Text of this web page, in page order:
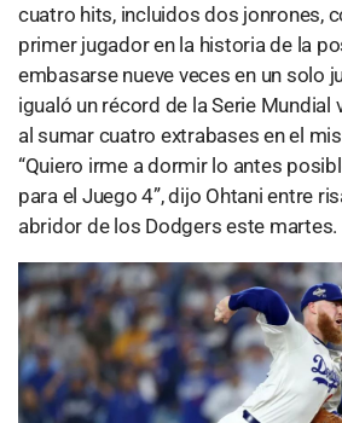
cuatro hits, incluidos dos jonrones,
primer jugador en la historia de la
embasarse nueve veces en un solo
igualó un récord de la Serie Mundial
al sumar cuatro extrabases en el
“Quiero irme a dormir lo antes
para el Juego 4”, dijo Ohtani entre
abridor de los Dodgers este martes.